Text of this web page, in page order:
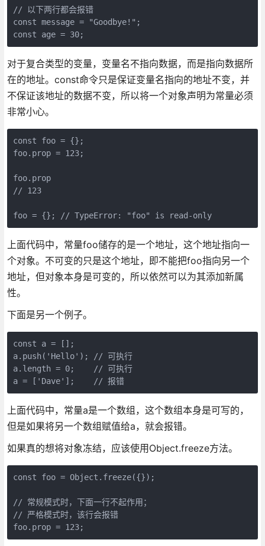
// 以下两行都会报错
const message = "Goodbye!";
对于复合类型的变量，变量名不指向数据，而是指向数据所
在的地址。const命令只是保证变量名指向的地址不变，并
不保证该地址的数据不变，所以将一个对象声明为常量必须
非常小心。
const foo = {};
foo.prop = 123;
foo.prop
// 123
foo = {}; // TypeError: "foo" is read-only
上面代码中，常量foo储存的是一个地址，这个地址指向一
个对象。不可变的只是这个地址，即不能把foo指向另一个
地址，但对象本身是可变的，所以依然可以为其添加新属
性。
下面是另一个例子。
const a = [];
a.push('Hello'); // 可执行
a.length = 0;    // 可执行
a = ['Dave'];    // 报错
上面代码中，常量a是一个数组，这个数组本身是可写的，
但是如果将另一个数组赋值给a，就会报错。
如果真的想将对象冻结，应该使用Object.freeze方法。
const foo = Object.freeze({});
// 常规模式时，下面一行不起作用；
// 严格模式时，该行会报错